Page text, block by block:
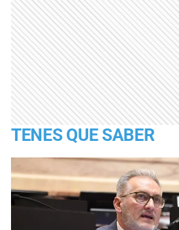
TENES QUE SABER